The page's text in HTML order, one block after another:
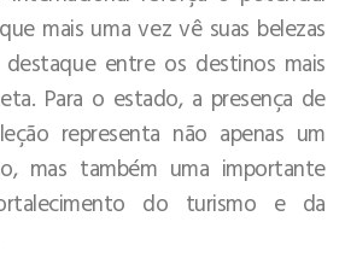
mais uma vez vê suas belezas
destaque entre os destinos mais
Para o estado, a presença de
representa não apenas um
mas também uma importante
do turismo e da